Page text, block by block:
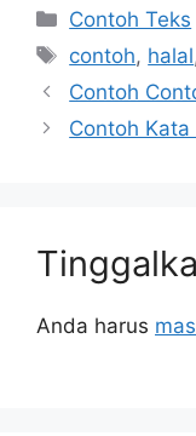
Kategori
Contoh Teks
Tag
contoh, halal
Contoh
Contoh
Anda harus